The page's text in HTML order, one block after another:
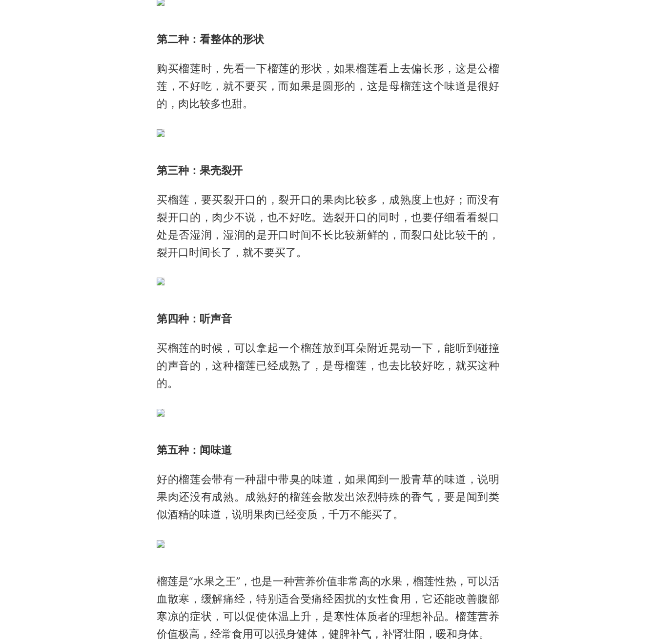
第二种：看整体的形状
购买榴莲时，先看一下榴莲的形状，如果榴莲看上去偏长形，这是公榴
莲，不好吃，就不要买，而如果是圆形的，这是母榴莲这个味道是很好
的，肉比较多也甜。
第三种：果壳裂开
买榴莲，要买裂开口的，裂开口的果肉比较多，成熟度上也好；而没有
裂开口的，肉少不说，也不好吃。选裂开口的同时，也要仔细看看裂口
处是否湿润，湿润的是开口时间不长比较新鲜的，而裂口处比较干的，
裂开口时间长了，就不要买了。
第四种：听声音
买榴莲的时候，可以拿起一个榴莲放到耳朵附近晃动一下，能听到碰撞
的声音的，这种榴莲已经成熟了，是母榴莲，也去比较好吃，就买这种
的。
第五种：闻味道
好的榴莲会带有一种甜中带臭的味道，如果闻到一股青草的味道，说明
果肉还没有成熟。成熟好的榴莲会散发出浓烈特殊的香气，要是闻到类
似酒精的味道，说明果肉已经变质，千万不能买了。
榴莲是“水果之王”，也是一种营养价值非常高的水果，榴莲性热，可以活
血散寒，缓解痛经，特别适合受痛经困扰的女性食用，它还能改善腹部
寒凉的症状，可以促使体温上升，是寒性体质者的理想补品。榴莲营养
价值极高，经常食用可以强身健体，健脾补气，补肾壮阳，暖和身体。